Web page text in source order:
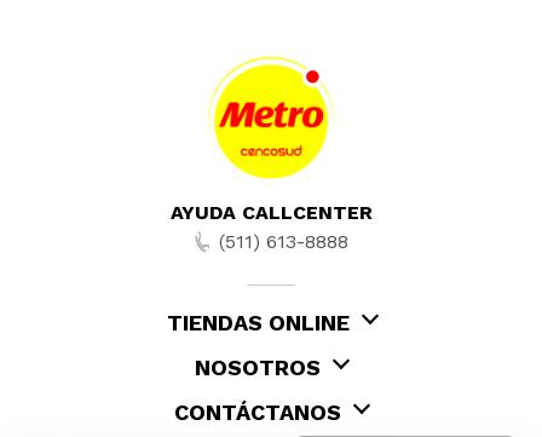
AYUDA CALLCENTER
(511) 613-8888
TIENDAS ONLINE
NOSOTROS
CONTÁCTANOS